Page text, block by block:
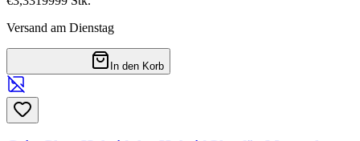
Versand am Dienstag
In den Korb